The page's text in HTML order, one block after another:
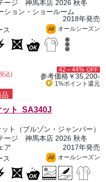
ージ 神馬本店 2026 秋冬
ション・ショールーム
2018年発売
ス
All オールシーズン
込)
42～44% OFF
参考価格￥35,200-
1%ポイント 還元
品
ット SA340J
ト（ブルゾン・ジャンパー）
ージ 神馬本店 2026 秋冬
ア
2017年発売
ス
All オールシーズン